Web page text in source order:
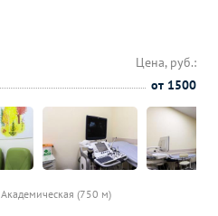
Академическая (750 м)
Цена, руб.:
от 1500